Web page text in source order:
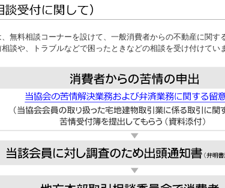
無料相談コーナーを設けて、一般消費者からの不動産に関す
談や、トラブルなどで困ったときなどの相談を受け付けてい